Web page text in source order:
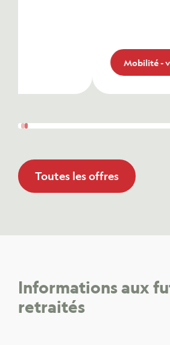
Mobilité - véhicules
CUPRA
conditions avantageuses
d’un véhicule CUPRA.
Toutes les offres
Informations aux
retraités